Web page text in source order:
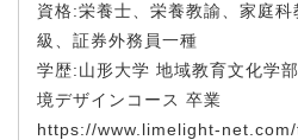
資格:栄養士、栄養教諭、家庭
級、証券外務員一種
学歴:山形大学 地域教育文化学
境デザインコース 卒業
https://www.limelight-